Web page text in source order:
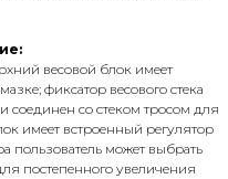
весовой блок имеет
фиксатор весового стека
соединен со стеком тросом для
имеет встроенный регулятор
пользователь может выбрать
постепенного увеличения